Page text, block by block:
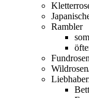
Rambler
Fundrosen